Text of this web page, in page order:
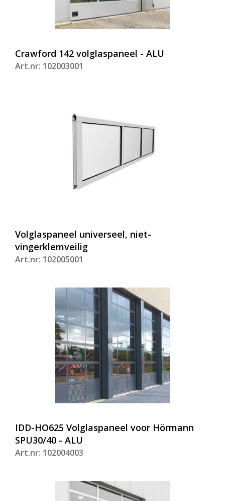
Crawford 142 volglaspaneel - ALU
Art.nr: 102003001
Volglaspaneel universeel, niet-
vingerklemveilig
Art.nr: 102005001
IDD-HO625 Volglaspaneel voor Hörmann
SPU30/40 - ALU
Art.nr: 102004003